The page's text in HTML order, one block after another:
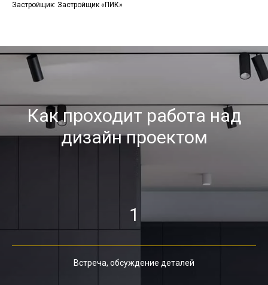
Застройщик: Застройщик «ПИК»
Как проходит работа над
дизайн проектом
1
Встреча, обсуждение деталей